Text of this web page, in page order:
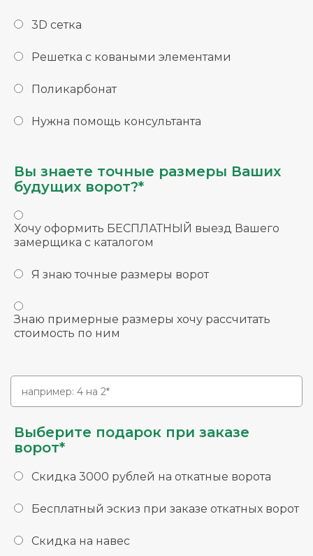
3D сетка
Решетка с коваными элементами
Поликарбонат
Нужна помощь консультанта
Вы знаете точные размеры Ваших
будущих ворот?*
Хочу оформить БЕСПЛАТНЫЙ выезд Вашего
замерщика с каталогом
Я знаю точные размеры ворот
Знаю примерные размеры хочу рассчитать
стоимость по ним
Выберите подарок при заказе
ворот*
Скидка 3000 рублей на откатные ворота
Бесплатный эскиз при заказе откатных ворот
Скидка на навес